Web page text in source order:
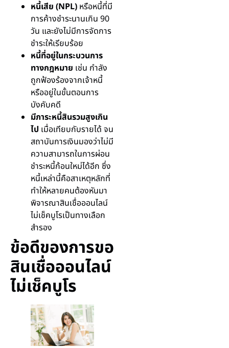
หนี้เสีย (NPL) หรือหนี้ที่มี
การค้างชำระนานเกิน 90
วัน และยังไม่มีการจัดการ
ชำระให้เรียบร้อย
หนี้ที่อยู่ในกระบวนการ
ทางกฎหมาย เช่น กำลัง
ถูกฟ้องร้องจากเจ้าหนี้
หรืออยู่ในขั้นตอนการ
บังคับคดี
มีภาระหนี้สินรวมสูงเกิน
ไป เมื่อเทียบกับรายได้ จน
สถาบันการเงินมองว่าไม่มี
ความสามารถในการผ่อน
ชำระหนี้ก้อนใหม่ได้อีก ซึ่ง
หนี้เหล่านี้คือสาเหตุหลักที่
ทำให้หลายคนต้องหันมา
พิจารณาสินเชื่อออนไลน์
ไม่เช็คบูโรเป็นทางเลือก
สำรอง
ข้อดีของการขอ
สินเชื่อออนไลน์
ไม่เช็คบูโร